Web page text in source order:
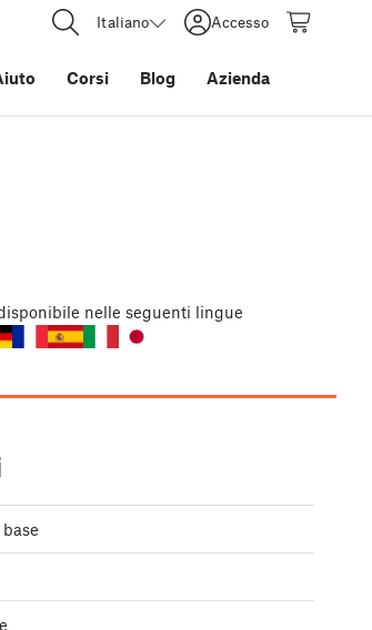
Italiano Accesso
Corsi Blog Azienda
nelle seguenti lingue